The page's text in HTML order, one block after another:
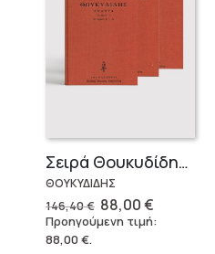
Σειρά Θουκυδίδης – Δεμένο (4 τόμοι)
ΘΟΥΚΥΔΙΔΗΣ
146,40€ Original
price
was:
88,00€Η
τρέχουσα
τιμή
Προηγούμενη τιμή:
88,00€.